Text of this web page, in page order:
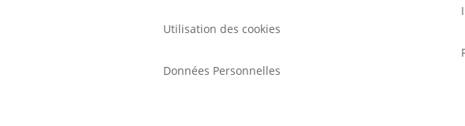
Utilisation des cookies
Données Personnelles